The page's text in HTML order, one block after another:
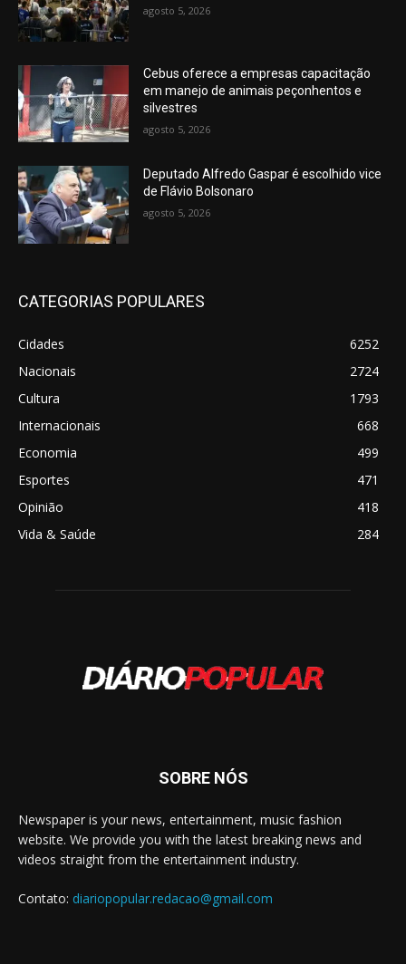
agosto 5, 2026
Cebus oferece a empresas capacitação
em manejo de animais peçonhentos e
silvestres
agosto 5, 2026
Deputado Alfredo Gaspar é escolhido vice
de Flávio Bolsonaro
agosto 5, 2026
CATEGORIAS POPULARES
Cidades
6252
Nacionais
2724
Cultura
1793
Internacionais
668
Economia
499
Esportes
471
Opinião
418
Vida & Saúde
284
SOBRE NÓS
Newspaper is your news, entertainment, music fashion
website. We provide you with the latest breaking news and
videos straight from the entertainment industry.
Contato: diariopopular.redacao@gmail.com